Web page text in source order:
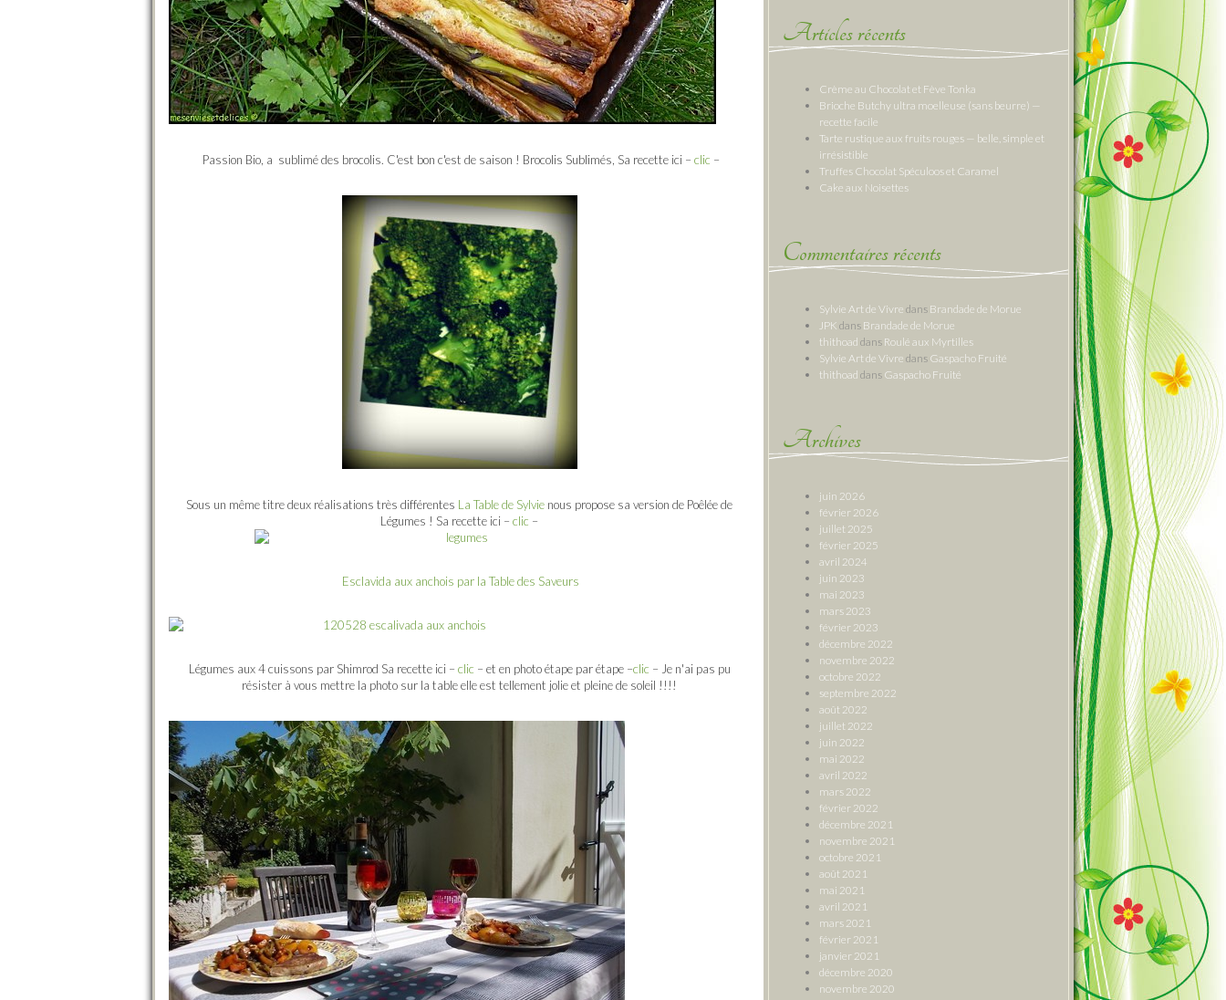
Passion Bio, a sublimé des brocolis. C'est bon c'est de saison ! Brocolis Sublimés, Sa recette ici – clic –
Sous un même titre deux réalisations très différentes La Table de Sylvie nous propose sa version de Poêlée de
Légumes ! Sa recette ici –clic –
Esclavida aux anchois par la Table des Saveurs
Légumes aux 4 cuissons par Shimrod Sa recette ici – clic – et en photo étape par étape –clic – Je n'ai pas pu
résister à vous mettre la photo sur la table elle est tellement jolie et pleine de soleil !!!!
Articles récents
Crème au Chocolat et Fève Tonka
Brioche Butchy ultra moelleuse (sans beurre) —
recette facile
Tarte rustique aux fruits rouges — belle, simple et
irrésistible
Truffes Chocolat Spéculoos et Caramel
Cake aux Noisettes
Commentaires récents
Sylvie Art de Vivre dans Brandade de Morue
JPK dans Brandade de Morue
thithoad dans Roulé aux Myrtilles
Sylvie Art de Vivre dans Gaspacho Fruité
thithoad dans Gaspacho Fruité
Archives
juin 2026
février 2026
juillet 2025
février 2025
avril 2024
juin 2023
mai 2023
mars 2023
février 2023
décembre 2022
novembre 2022
octobre 2022
septembre 2022
août 2022
juillet 2022
juin 2022
mai 2022
avril 2022
mars 2022
février 2022
décembre 2021
novembre 2021
octobre 2021
août 2021
mai 2021
avril 2021
mars 2021
février 2021
janvier 2021
décembre 2020
novembre 2020